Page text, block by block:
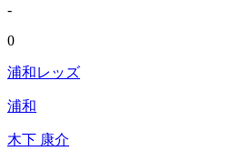
-
0
浦和レッズ
浦和
木下 康介